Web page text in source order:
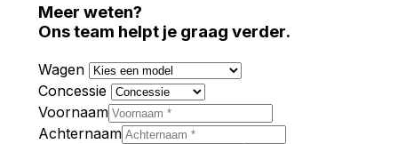
Meer weten?
Ons team helpt je graag verder.
Wagen
Concessie
Voornaam
Achternaam